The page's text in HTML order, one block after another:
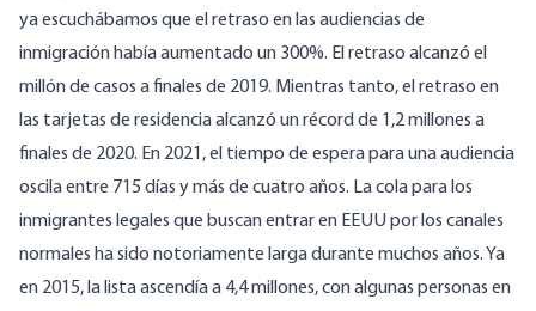
ya escuchábamos que el retraso en las audiencias de
inmigración había aumentado un 300%. El retraso alcanzó el
millón de casos a finales de 2019. Mientras tanto, el retraso en
las tarjetas de residencia alcanzó un récord de 1,2 millones a
finales de 2020. En 2021, el tiempo de espera para una audiencia
oscila entre 715 días y más de cuatro años. La cola para los
inmigrantes legales que buscan entrar en EEUU por los canales
normales ha sido notoriamente larga durante muchos años. Ya
en 2015, la lista ascendía a 4,4 millones, con algunas personas en